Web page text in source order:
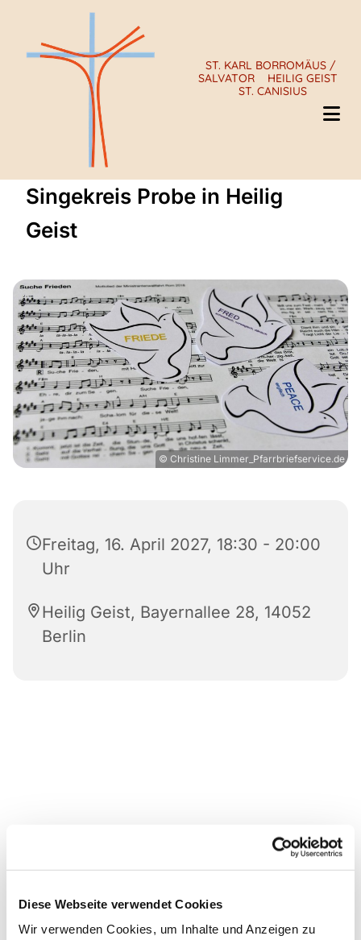
Diese Webseite verwendet Cookies
Wir verwenden Cookies, um Inhalte und Anzeigen zu
ST. KARL BORROMÄUS /
SALVATOR
HEILIG GEIST
ST. CANISIUS
Singekreis Probe in Heilig
Geist
© Christine Limmer_Pfarrbriefservice.de
Freitag, 16. April 2027, 18:30 - 20:00
Uhr
Heilig Geist, Bayernallee 28, 14052
Berlin